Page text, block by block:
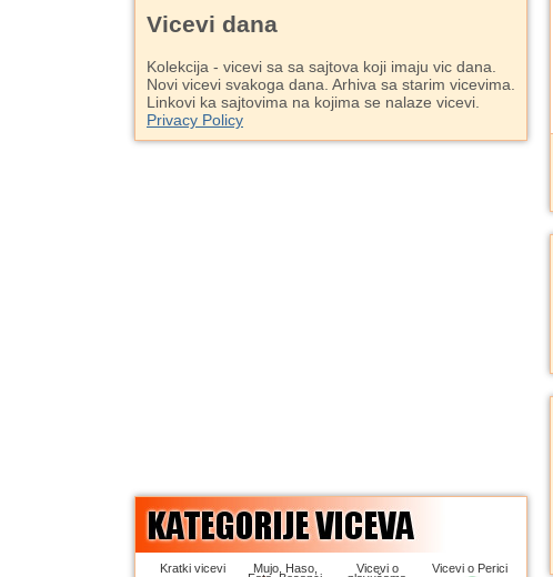
Vicevi dana
Kolekcija - vicevi sa sa sajtova koji imaju vic dana.
Novi vicevi svakoga dana. Arhiva sa starim vicevima.
Linkovi ka sajtovima na kojima se nalaze vicevi.
Privacy Policy
Kratki vicevi Mujo, Haso, Vicevi o Vicevi o Perici